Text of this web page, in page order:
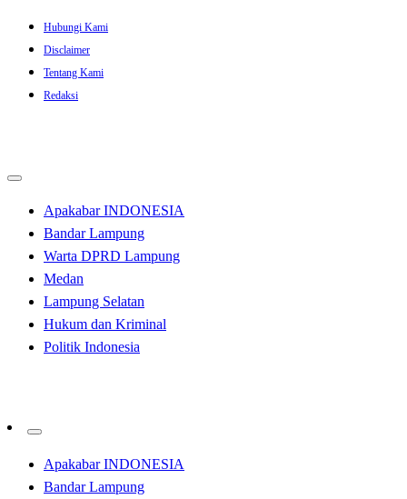
Skip
content
Hubungi Kami
Disclaimer
Tentang Kami
Redaksi
Apakabar INDONESIA
Bandar Lampung
Warta DPRD Lampung
Medan
Lampung Selatan
Hukum dan Kriminal
Politik Indonesia
Apakabar INDONESIA
Bandar Lampung